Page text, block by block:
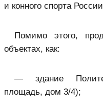
и конного спорта
Помимо этого,
объектах, как:
— здание
площадь, дом 3/4);